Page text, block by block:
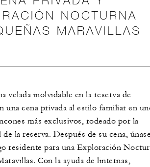
NOCTURNA
MARAVILLAS
velada inolvidable en la reserva de
una cena privada al estilo familiar en
más exclusivos, rodeado por la
la reserva. Después de su cena,
residente para una Exploración
Con la ayuda de linternas,